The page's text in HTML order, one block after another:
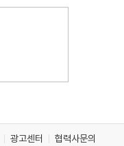
광고센터 협력사문의